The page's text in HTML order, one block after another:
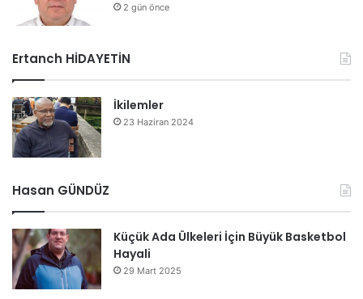
2 gün önce
Ertanch HİDAYETİN
İkilemler
23 Haziran 2024
Hasan GÜNDÜZ
Küçük Ada Ülkeleri İçin Büyük Basketbol
Hayali
29 Mart 2025